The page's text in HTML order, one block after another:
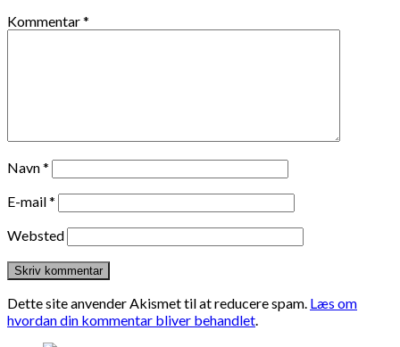
Kommentar*
Navn*
E-mail*
Websted
Dette site anvender Akismet til at reducere spam. Læs om
hvordan din kommentar bliver behandlet.